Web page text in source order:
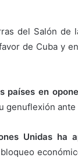
del Salón de
de Cuba y
países en
genuflexión
Unidas ha